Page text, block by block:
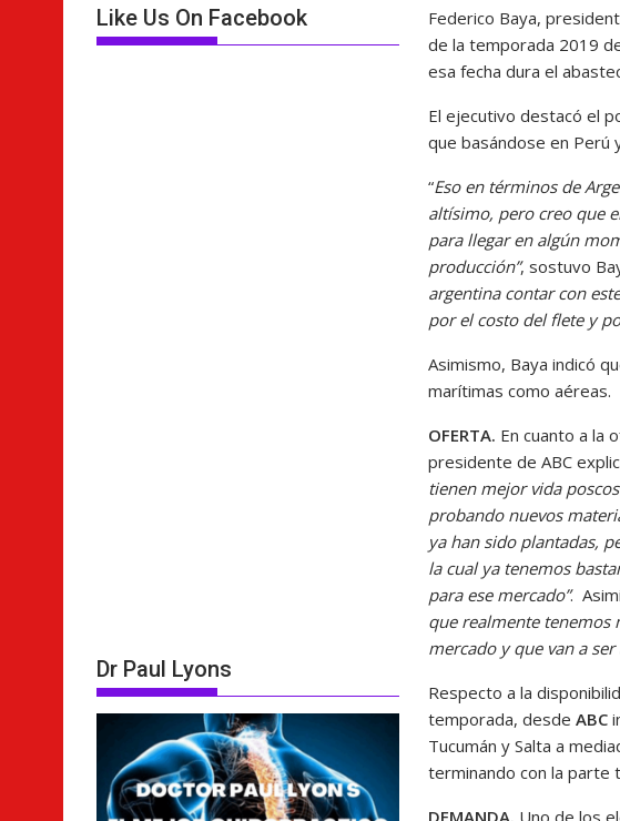
Federico Baya,
de la temporada 2019
esa fecha dura el
El ejecutivo destacó el
que basándose en Perú
“Eso en términos de
altísimo, pero creo que
para llegar en algún
producción”, sostuvo
argentina contar con
por el costo del flete y
Asimismo, Baya indicó
marítimas como aéreas.
OFERTA. En cuanto a la
presidente de ABC
tienen mejor vida
probando nuevos
ya han sido plantadas,
la cual ya tenemos
para ese mercado”.
que realmente tenemos
mercado y que van a
Respecto a la
temporada, desde ABC
Tucumán y Salta a
terminando con la parte
DEMANDA. Uno de los
Like Us On Facebook
Dr Paul Lyons